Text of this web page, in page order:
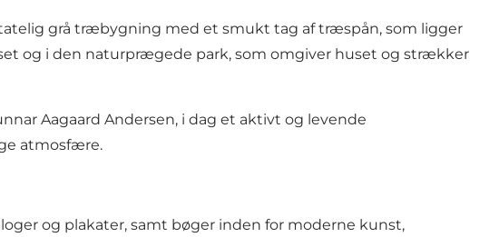
grå træbygning med et smukt tag af træspån, som ligger
og i den naturprægede park, som omgiver huset og strækker
Aagaard Andersen, i dag et aktivt og levende
atmosfære.
og plakater, samt bøger inden for moderne kunst,